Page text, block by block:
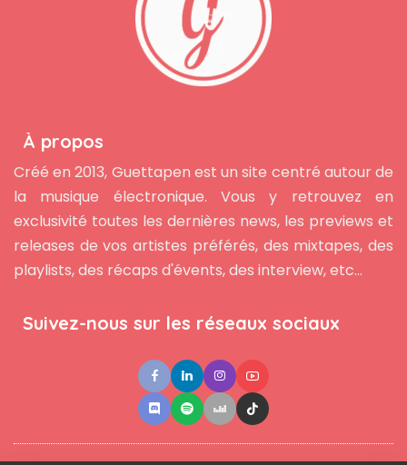
À propos
Créé en 2013, Guettapen est un site centré autour de
la musique électronique. Vous y retrouvez en
exclusivité toutes les dernières news, les previews et
releases de vos artistes préférés, des mixtapes, des
playlists, des récaps d'évents, des interview, etc...
Suivez-nous sur les réseaux sociaux